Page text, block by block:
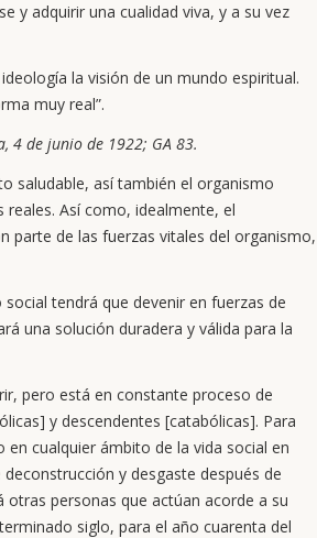
y adquirir una cualidad viva, y a su vez
la visión de un mundo espiritual.
muy real”.
4 de junio de 1922; GA 83.
saludable, así también el organismo
reales. Así como, idealmente, el
parte de las fuerzas vitales del organismo,
tendrá que devenir en fuerzas de
una solución duradera y válida para la
pero está en constante proceso de
y descendentes [catabólicas]. Para
cualquier ámbito de la vida social en
y desgaste después de
personas que actúan acorde a su
siglo, para el año cuarenta del